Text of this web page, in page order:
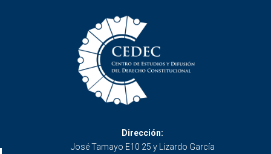
Dirección:
José Tamayo E10 25 y Lizardo García